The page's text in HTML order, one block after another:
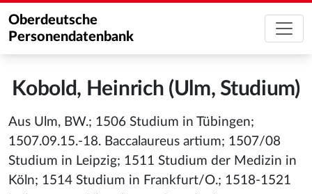
Oberdeutsche
Personendatenbank
Kobold, Heinrich (Ulm, Studium)
Aus Ulm, BW.; 1506 Studium in Tübingen;
1507.09.15.-18. Baccalaureus artium; 1507/08
Studium in Leipzig; 1511 Studium der Medizin in
Köln; 1514 Studium in Frankfurt/O.; 1518-1521